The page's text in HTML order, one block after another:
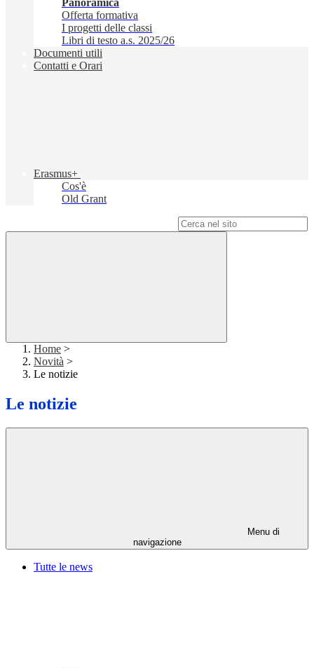
Panoramica
Offerta formativa
I progetti delle classi
Libri di testo a.s. 2025/26
Documenti utili
Contatti e Orari
Erasmus+
Cos'è
Old Grant
Home >
Novità >
Le notizie
Le notizie
Menu di
navigazione
Tutte le news